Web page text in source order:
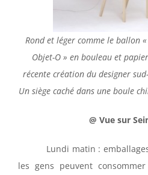
Rond et léger comme le ballon
Objet-O » en bouleau et
récente création du designer
Un siège caché dans une boule
@ Vue sur
Lundi matin :
les gens peuvent